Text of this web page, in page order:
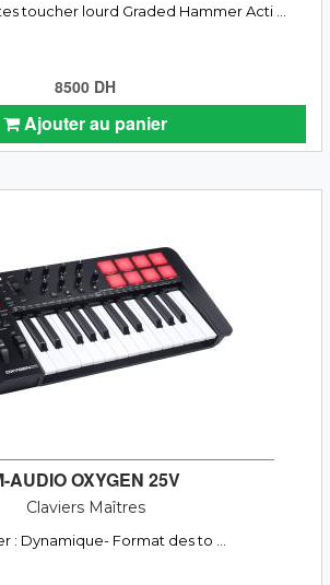
toucher lourd Graded Hammer Acti ...
8500 DH
Ajouter au panier
AUDIO OXYGEN 25V
Claviers Maîtres
: Dynamique- Format des to ...